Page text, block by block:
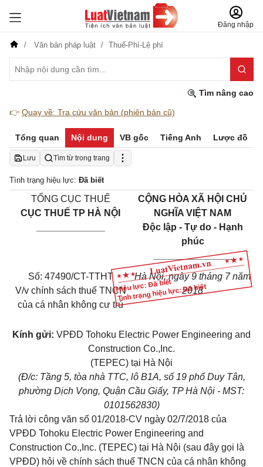
Đăng nhập
Văn bản pháp luật Thuế-Phí-Lệ phí
Tìm nâng cao
👉 Quay về: Tra cứu văn bản (phiên bản cũ)
Tổng quan Nội dung VB gốc Tiếng Anh Lược đồ
Lưu Tìm từ trong trang
Tình trạng hiệu lực: Đã biết
Hiệu lực: Đã biết
Tình trạng hiệu lực: Đã biết
TỔNG CỤC THUẾ
CỤC THUẾ TP HÀ NỘI
CỘNG HÒA XÃ HỘI CHỦ
NGHĨA VIỆT NAM
Độc lập - Tự do - Hạnh
phúc
_______________
Số: 47490/CT-TTHT
V/v chính sách thuế TNCN
của cá nhân không cư trú
HàNội,ngày9 tháng 7năm
2018
Kính gửi: VPĐD Tohoku Electric Power Engineering and
Construction Co.,Inc.
(TEPEC) tại Hà Nội
(Đ/c: Tầng 5, tòa nhà TTC, lô B1A, số 19 phố Duy Tân,
phường Dịch Vọng, Quận Cầu Giấy, TP Hà Nội - MST:
0101562830)
Trả lời công văn số 01/2018-CV ngày 02/7/2018 của
VPĐD Tohoku Electric Power Engineering and
Construction Co.,Inc. (TEPEC) tại Hà Nội (sau đây gọi là
VPĐD) hỏi về chính sách thuế TNCN của cá nhân không